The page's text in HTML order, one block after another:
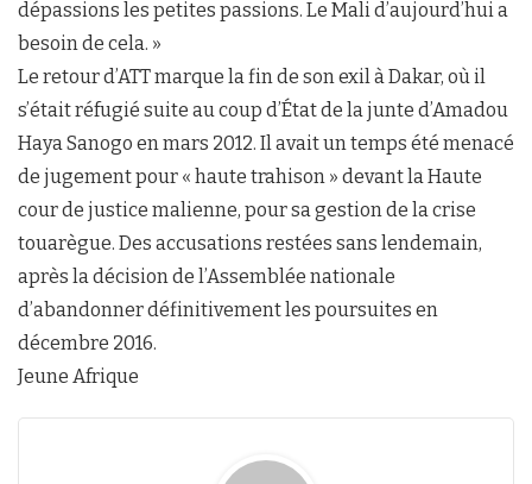
dépassions les petites passions. Le Mali d’aujourd’hui a
besoin de cela. »
Le retour d’ATT marque la fin de son exil à Dakar, où il
s’était réfugié suite au coup d’État de la junte d’Amadou
Haya Sanogo en mars 2012. Il avait un temps été menacé
de jugement pour « haute trahison » devant la Haute
cour de justice malienne, pour sa gestion de la crise
touarègue. Des accusations restées sans lendemain,
après la décision de l’Assemblée nationale
d’abandonner définitivement les poursuites en
décembre 2016.
Jeune Afrique